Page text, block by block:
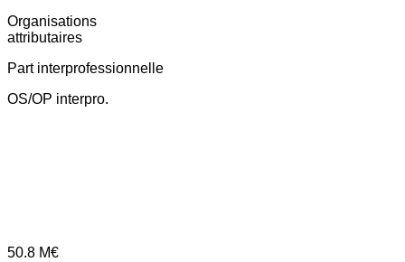
Organisations
attributaires
Part interprofessionnelle
OS/OP interpro.
50.8 M€